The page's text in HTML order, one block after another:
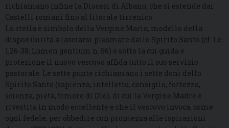
richiamano infine la Diocesi di Albano, che si estende dai
Castelli romani fino al litorale tirrenico.
La stella è simbolo della Vergine Maria, modello della
disponibilità a lasciarsi plasmare dallo Spirito Santo (cf. Lc
1,26-38; Lumen gentium n. 56) e sotto la cui guida e
protezione il nuovo vescovo affida tutto il suo servizio
pastorale. Le sette punte richiamano i sette doni dello
Spirito Santo (sapienza, intelletto, consiglio, fortezza,
scienza, pietà, timore di Dio), di cui la Vergine Madre è
rivestita in modo eccellente e che il vescovo invoca, come
ogni fedele, per obbedire con prontezza alle ispirazioni